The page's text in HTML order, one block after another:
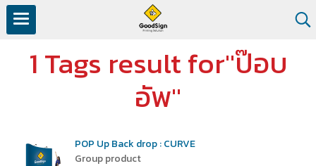
1 Tags result for"ป๊อบ
อัพ"
POP Up Back drop : CURVE
Group product